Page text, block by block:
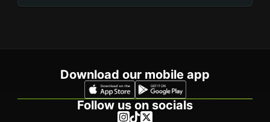
Download our mobile app
Follow us on socials